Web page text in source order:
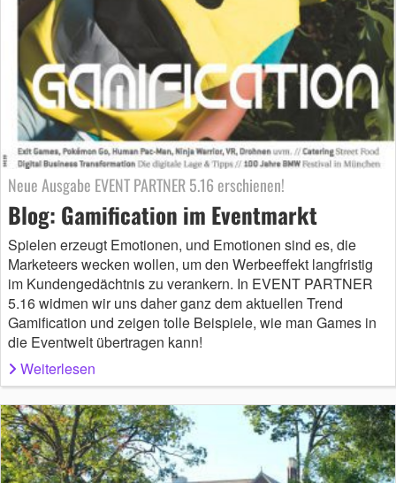
Neue Ausgabe EVENT PARTNER 5.16 erschienen!
Blog: Gamification im Eventmarkt
Spielen erzeugt Emotionen, und Emotionen sind es, die
Marketeers wecken wollen, um den Werbeeffekt langfristig
im Kundengedächtnis zu verankern. In EVENT PARTNER
5.16 widmen wir uns daher ganz dem aktuellen Trend
Gamification und zeigen tolle Beispiele, wie man Games in
die Eventwelt übertragen kann!
Weiterlesen